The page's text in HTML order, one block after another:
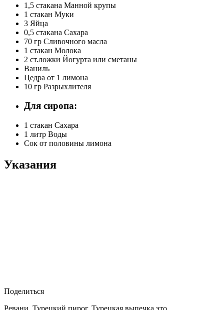
1,5 стакана Манной крупы
1 стакан Муки
3 Яйца
0,5 стакана Сахара
70 гр Сливочного масла
1 стакан Молока
2 ст.ложки Йогурта или сметаны
Ваниль
Цедра от 1 лимона
10 гр Разрыхлителя
Для сиропа:
1 стакан Сахара
1 литр Воды
Сок от половины лимона
Указания
Поделиться
Ревани. Турецкий пирог. Турецкая выпечка это